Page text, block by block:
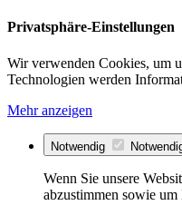
Privatsphäre-Einstellungen
Wir verwenden Cookies, um
Technologien werden
Mehr anzeigen
Notwendig
Wenn Sie unsere
abzustimmen sowie